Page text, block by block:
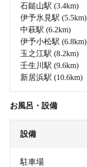
石鎚山駅 (3.4km)
伊予氷見駅 (5.5km)
中萩駅 (6.2km)
伊予小松駅 (6.8km)
玉之江駅 (8.2km)
壬生川駅 (9.6km)
新居浜駅 (10.6km)
お風呂・設備
設備
駐車場